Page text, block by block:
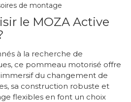
de montage
le MOZA Active
à la recherche de
ce pommeau motorisé offre
du changement de
sa construction robuste et
flexibles en font un choix